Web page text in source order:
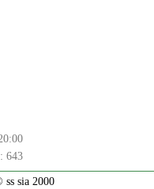
643
sia 2000